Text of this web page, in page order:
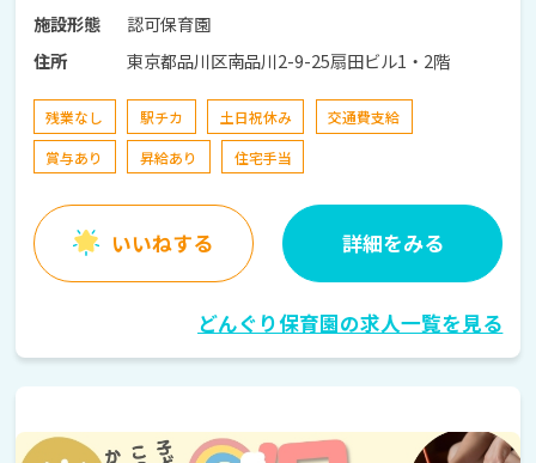
施設形態
認可保育園
住所
東京都品川区南品川2-9-25扇田ビル1・2階
残業なし 駅チカ 土日祝休み
交通費支給
賞与あり
昇給あり 住宅手当
いいねする 詳細をみる
どんぐり保育園の求人一覧を見る